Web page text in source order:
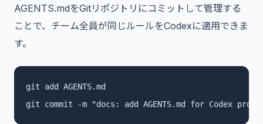
AGENTS.mdをGitリポジトリにコミットして管理する
ことで、チーム全員が同じルールをCodexに適用できま
す。
git add AGENTS.md
git commit -m "docs: add AGENTS.md for Codex